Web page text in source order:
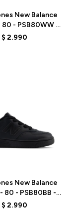
New Balance
80 - PSB80WW -
ELD
$ 2.990
New Balance
80 - PSB80BB -
ELD
$ 2.990